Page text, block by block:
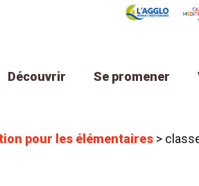
Découvrir Se promener
pour les élémentaires >